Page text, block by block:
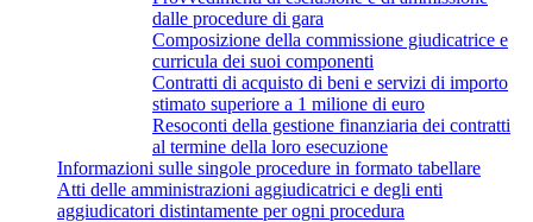
dalle procedure di gara
Composizione della commissione giudicatrice e
curricula dei suoi componenti
Contratti di acquisto di beni e servizi di importo
stimato superiore a 1 milione di euro
Resoconti della gestione finanziaria dei contratti
al termine della loro esecuzione
Informazioni sulle singole procedure in formato tabellare
Atti delle amministrazioni aggiudicatrici e degli enti
aggiudicatori distintamente per ogni procedura